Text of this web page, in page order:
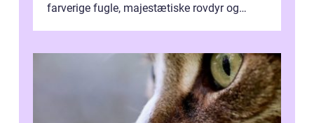
farverige fugle, majestætiske rovdyr og